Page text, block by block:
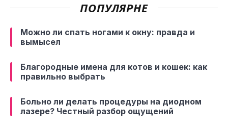
ПОПУЛЯРНЕ
Можно ли спать ногами к окну: правда и
вымысел
Благородные имена для котов и кошек: как
правильно выбрать
Больно ли делать процедуры на диодном
лазере? Честный разбор ощущений